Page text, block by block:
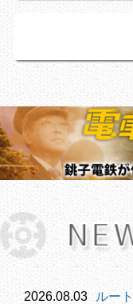
2026.08.03 ルー